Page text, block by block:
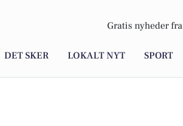
Gratis nyheder fra
DET SKER LOKALT NYT SPORT